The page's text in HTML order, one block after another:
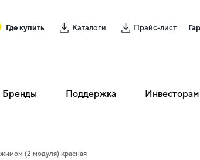
Где купить Каталоги Прайс-лист
Бренды Поддержка Инвесторам
(2 модуля) красная